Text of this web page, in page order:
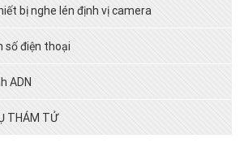
bị nghe lén định vị camera
số điện thoại
ADN
THÁM TỬ